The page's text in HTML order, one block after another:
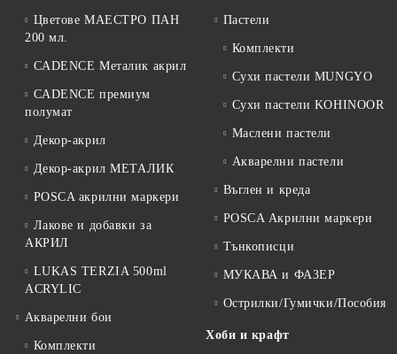
Цветове МАЕСТРО ПАН
200 мл.
CADENCE Металик акрил
CADENCE премиум
полумат
Декор-акрил
Декор-акрил МЕТАЛИК
POSCA акрилни маркери
Лакове и добавки за
АКРИЛ
LUKAS TERZIA 500ml
ACRYLIC
Акварелни бои
Комплекти
Пастели
Комплекти
Сухи пастели MUNGYO
Сухи пастели KOHINOOR
Маслени пастели
Акварелни пастели
Въглен и креда
POSCA Акрилни маркери
Тънкописци
МУКАВА и ФАЗЕР
Острилки/Гумички/Пособия
Хоби и крафт